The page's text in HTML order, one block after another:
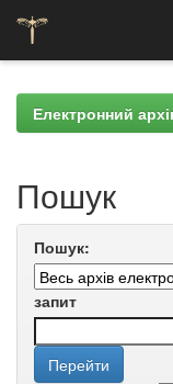
navigationЕлектронний
Пошук
Пошук:
запит